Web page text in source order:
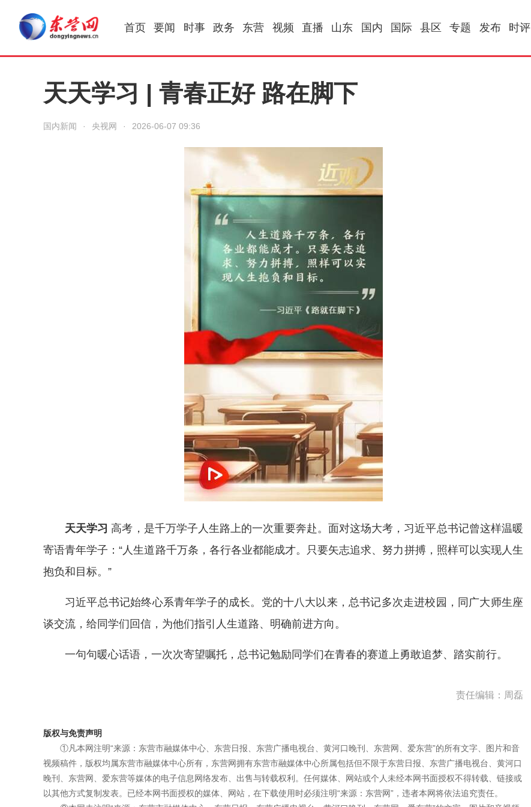
首页 要闻 时事 政务 东营 视频 直播 山东 国内 国际 县区 专题 发布 时评
天天学习 | 青春正好 路在脚下
国内新闻 · 央视网 · 2026-06-07 09:36
天天学习 高考，是千万学子人生路上的一次重要奔赴。面对这场大考，习近平总书记曾这样温暖
寄语青年学子：“人生道路千万条，各行各业都能成才。只要矢志追求、努力拼搏，照样可以实现人生
抱负和目标。”
习近平总书记始终心系青年学子的成长。党的十八大以来，总书记多次走进校园，同广大师生座
谈交流，给同学们回信，为他们指引人生道路、明确前进方向。
一句句暖心话语，一次次寄望嘱托，总书记勉励同学们在青春的赛道上勇敢追梦、踏实前行。
责任编辑：周磊
版权与免责声明
①凡本网注明“来源：东营市融媒体中心、东营日报、东营广播电视台、黄河口晚刊、东营网、爱东营”的所有文字、图片和音
视频稿件，版权均属东营市融媒体中心所有，东营网拥有东营市融媒体中心所属包括但不限于东营日报、东营广播电视台、黄河口
晚刊、东营网、爱东营等媒体的电子信息网络发布、出售与转载权利。任何媒体、网站或个人未经本网书面授权不得转载、链接或
以其他方式复制发表。已经本网书面授权的媒体、网站，在下载使用时必须注明“来源：东营网”，违者本网将依法追究责任。